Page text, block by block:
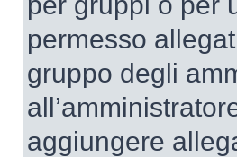
permesso
gruppo degli
aggiungere